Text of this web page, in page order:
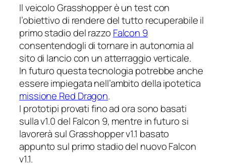
Il veicolo Grasshopper è un test con
l’obiettivo di rendere del tutto recuperabile il
primo stadio del razzo Falcon 9
consentendogli di tornare in autonomia al
sito di lancio con un atterraggio verticale.
In futuro questa tecnologia potrebbe anche
essere impiegata nell’ambito della ipotetica
missione Red Dragon.
I prototipi provati fino ad ora sono basati
sulla v1.0 del Falcon 9, mentre in futuro si
lavorerà sul Grasshopper v1.1 basato
appunto sul primo stadio del nuovo Falcon
v1.1.